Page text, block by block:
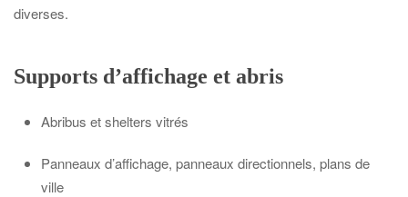
diverses.
Supports d’affichage et abris
Abribus et shelters vitrés
Panneaux d’affichage, panneaux directionnels, plans de
ville